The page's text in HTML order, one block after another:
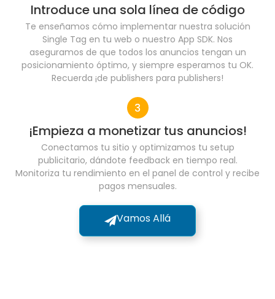
Introduce una sola línea de código
Te enseñamos cómo implementar nuestra solución
Single Tag en tu web o nuestro App SDK. Nos
aseguramos de que todos los anuncios tengan un
posicionamiento óptimo, y siempre esperamos tu OK.
Recuerda ¡de publishers para publishers!
¡Empieza a monetizar tus anuncios!
Conectamos tu sitio y optimizamos tu setup
publicitario, dándote feedback en tiempo real.
Monitoriza tu rendimiento en el panel de control y recibe
pagos mensuales.
Vamos Allá